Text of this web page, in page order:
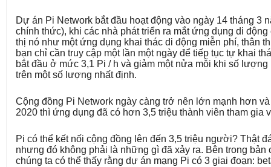
Dự án Pi Network bắt đầu hoạt động vào ngày 14 tháng 3
chính thức), khi các nhà phát triển ra mắt ứng dụng di
thị nó như một ứng dụng khai thác di động miễn phí, thân
bạn chỉ cần truy cập một lần một ngày để tiếp tục tự khai
bắt đầu ở mức 3,1 Pi / h và giảm một nửa mỗi khi số
trên một số lượng nhất định.
Cộng đồng Pi Network ngày càng trở nên lớn mạnh hơn
2020 thì ứng dụng đã có hơn 3,5 triệu thành viên tham gia
Pi có thể kết nối cộng đồng lên đến 3,5 triệu người? Thật
nhưng đó không phải là những gì đã xảy ra. Bên trong bản
chúng ta có thể thấy rằng dự án mạng Pi có 3 giai đoạn: